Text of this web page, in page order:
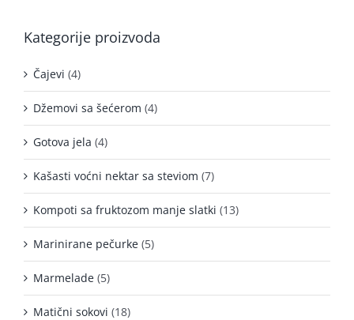
Kategorije proizvoda
Čajevi (4)
Džemovi sa šećerom (4)
Gotova jela (4)
Kašasti voćni nektar sa steviom (7)
Kompoti sa fruktozom manje slatki (13)
Marinirane pečurke (5)
Marmelade (5)
Matični sokovi (18)